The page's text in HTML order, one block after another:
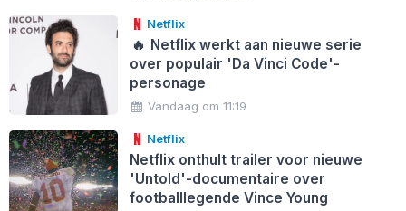
Netflix
🔥 Netflix werkt aan nieuwe serie
over populair 'Da Vinci Code'-
personage
Vandaag om 11:19
Netflix
Netflix onthult trailer voor nieuwe
'Untold'-documentaire over
footballlegende Vince Young